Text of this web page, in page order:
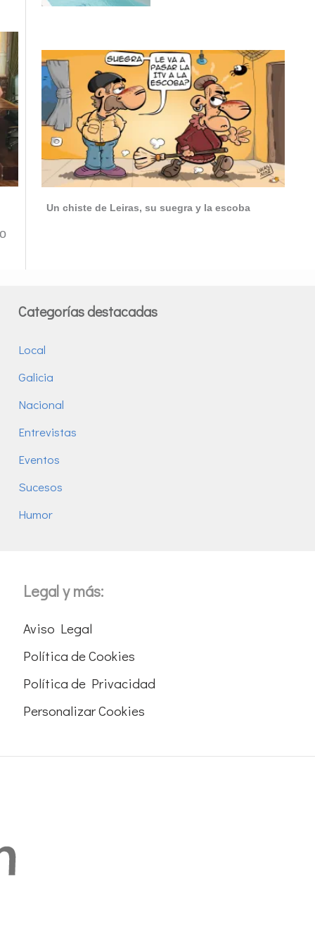
Un chiste de Leiras, su suegra y la escoba
Categorías destacadas
Local
Galicia
Nacional
Entrevistas
Eventos
Sucesos
Humor
Legal y más:
Aviso Legal
Política de Cookies
Política de Privacidad
Personalizar Cookies